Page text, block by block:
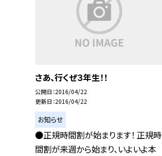
さあ、行くぜ３年生！！
公開日 2016/04/22
更新日 2016/04/22
お知らせ
●正規時間割が始まります！ 正規時
間割が来週から始まり、いよいよ本